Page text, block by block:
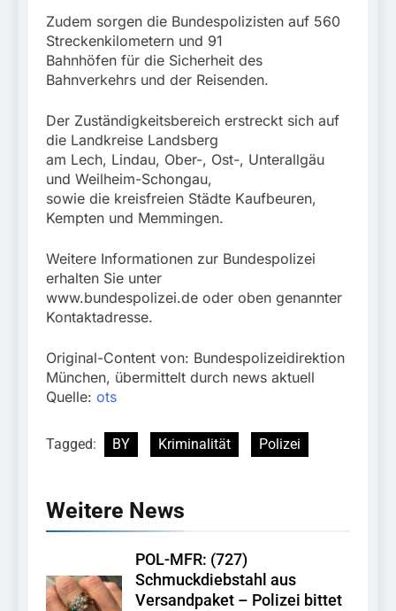
Zudem sorgen die Bundespolizisten auf 560
Streckenkilometern und 91
Bahnhöfen für die Sicherheit des
Bahnverkehrs und der Reisenden.
Der Zuständigkeitsbereich erstreckt sich auf
die Landkreise Landsberg
am Lech, Lindau, Ober-, Ost-, Unterallgäu
und Weilheim-Schongau,
sowie die kreisfreien Städte Kaufbeuren,
Kempten und Memmingen.
Weitere Informationen zur Bundespolizei
erhalten Sie unter
www.bundespolizei.de oder oben genannter
Kontaktadresse.
Original-Content von: Bundespolizeidirektion
München, übermittelt durch news aktuell
Quelle: ots
Tagged: BY Kriminalität Polizei
Weitere News
POL-MFR: (727)
Schmuckdiebstahl aus
Versandpaket – Polizei bittet